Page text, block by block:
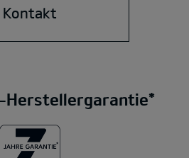
Kontakt